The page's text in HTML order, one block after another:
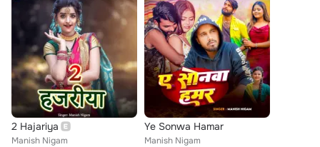
2 Hajariya
Manish Nigam
Ye Sonwa Hamar
Manish Nigam